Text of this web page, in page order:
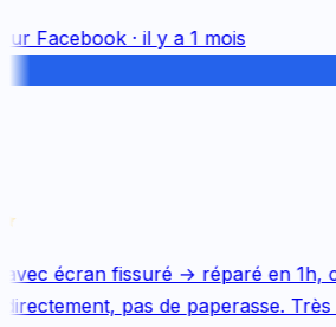
Facebook· il y a 1 mois
écran fissuré → réparé en 1h,
pas de paperasse. Très